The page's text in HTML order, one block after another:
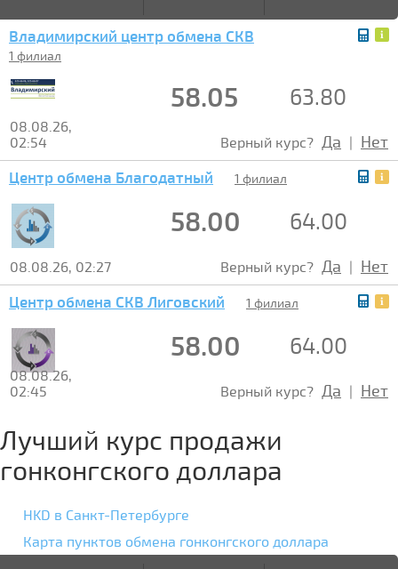
Владимирский центр обмена СКВ
1 филиал
58.05 63.80
08.08.26,
02:54
Верный курс? Да | Нет
Центр обмена Благодатный 1 филиал
58.00 64.00
08.08.26, 02:27 Верный курс? Да | Нет
Центр обмена СКВ Лиговский 1 филиал
58.00 64.00
08.08.26,
02:45
Верный курс? Да | Нет
Лучший курс продажи
гонконгского доллара
HKD в Санкт-Петербурге
Карта пунктов обмена гонконгского доллара